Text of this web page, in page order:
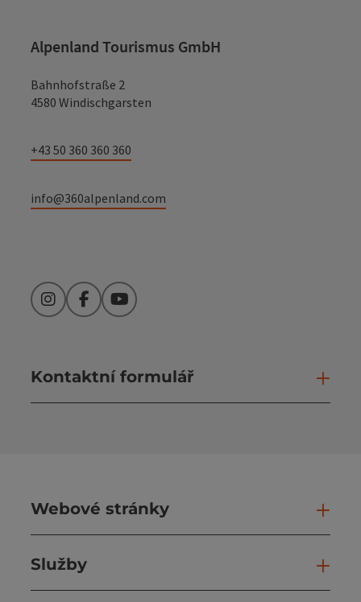
Alpenland Tourismus GmbH
Bahnhofstraße 2
4580 Windischgarsten
+43 50 360 360 360
info@360alpenland.com
InstagramFacebookYouTube
Kontaktní formulář
Webové stránky
Služby